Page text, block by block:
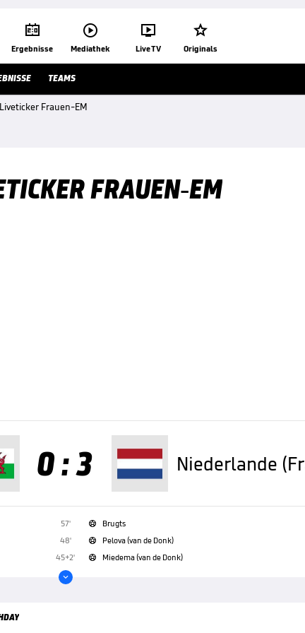

Ergebnisse

Mediathek

Live TV

Originals
TEAMS
Frauen-EM
FRAUEN-EM
0 : 3 Niederlande
57' 
Brugts
48'

Pelova (van de Donk)
45+2'
 Miedema (van de Donk)
